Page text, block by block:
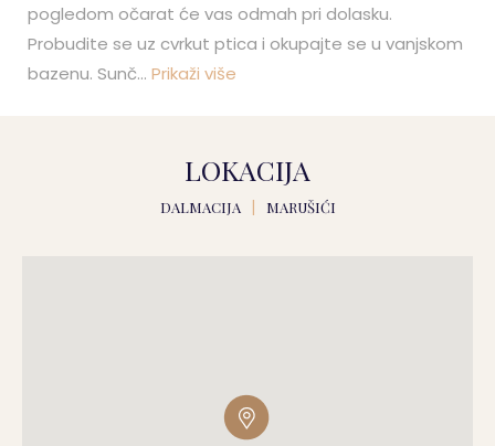
pogledom očarat će vas odmah pri dolasku.
Probudite se uz cvrkut ptica i okupajte se u vanjskom
bazenu. Sunč... Prikaži više
LOKACIJA
DALMACIJA MARUŠIĆI